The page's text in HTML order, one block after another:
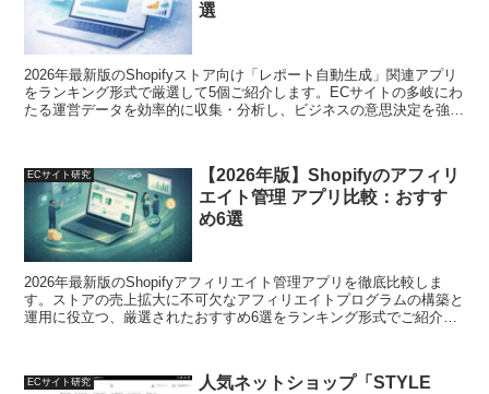
選
2026年最新版のShopifyストア向け「レポート自動生成」関連アプリ
をランキング形式で厳選して5個ご紹介します。ECサイトの多岐にわ
たる運営データを効率的に収集・分析し、ビジネスの意思決定を強力
ECサイト研究
【2026年版】Shopifyのアフィリ
エイト管理 アプリ比較：おすす
め6選
2026年最新版のShopifyアフィリエイト管理アプリを徹底比較しま
す。ストアの売上拡大に不可欠なアフィリエイトプログラムの構築と
運用に役立つ、厳選されたおすすめ6選をランキング形式でご紹介し
ECサイト研究
人気ネットショップ「STYLE